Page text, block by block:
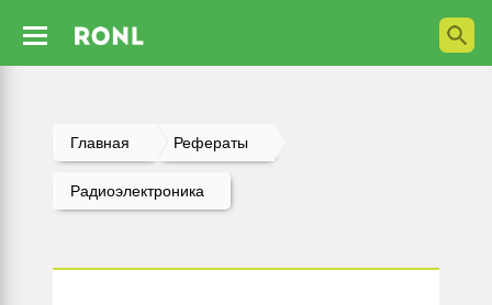
Главная Рефераты
Радиоэлектроника